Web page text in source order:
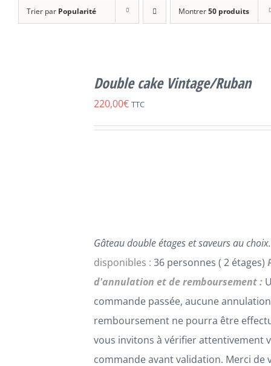
Trier par Popularité Montrer50 produits
Double cake Vintage/Ruban
220,00€ TTC
Gâteau double étages et saveurs au choix.
disponibles : 36 personnes ( 2 étages)
d'annulation et de remboursement :
commande passée, aucune
remboursement ne pourra être
vous invitons à vérifier attentivement
commande avant validation. Merci de